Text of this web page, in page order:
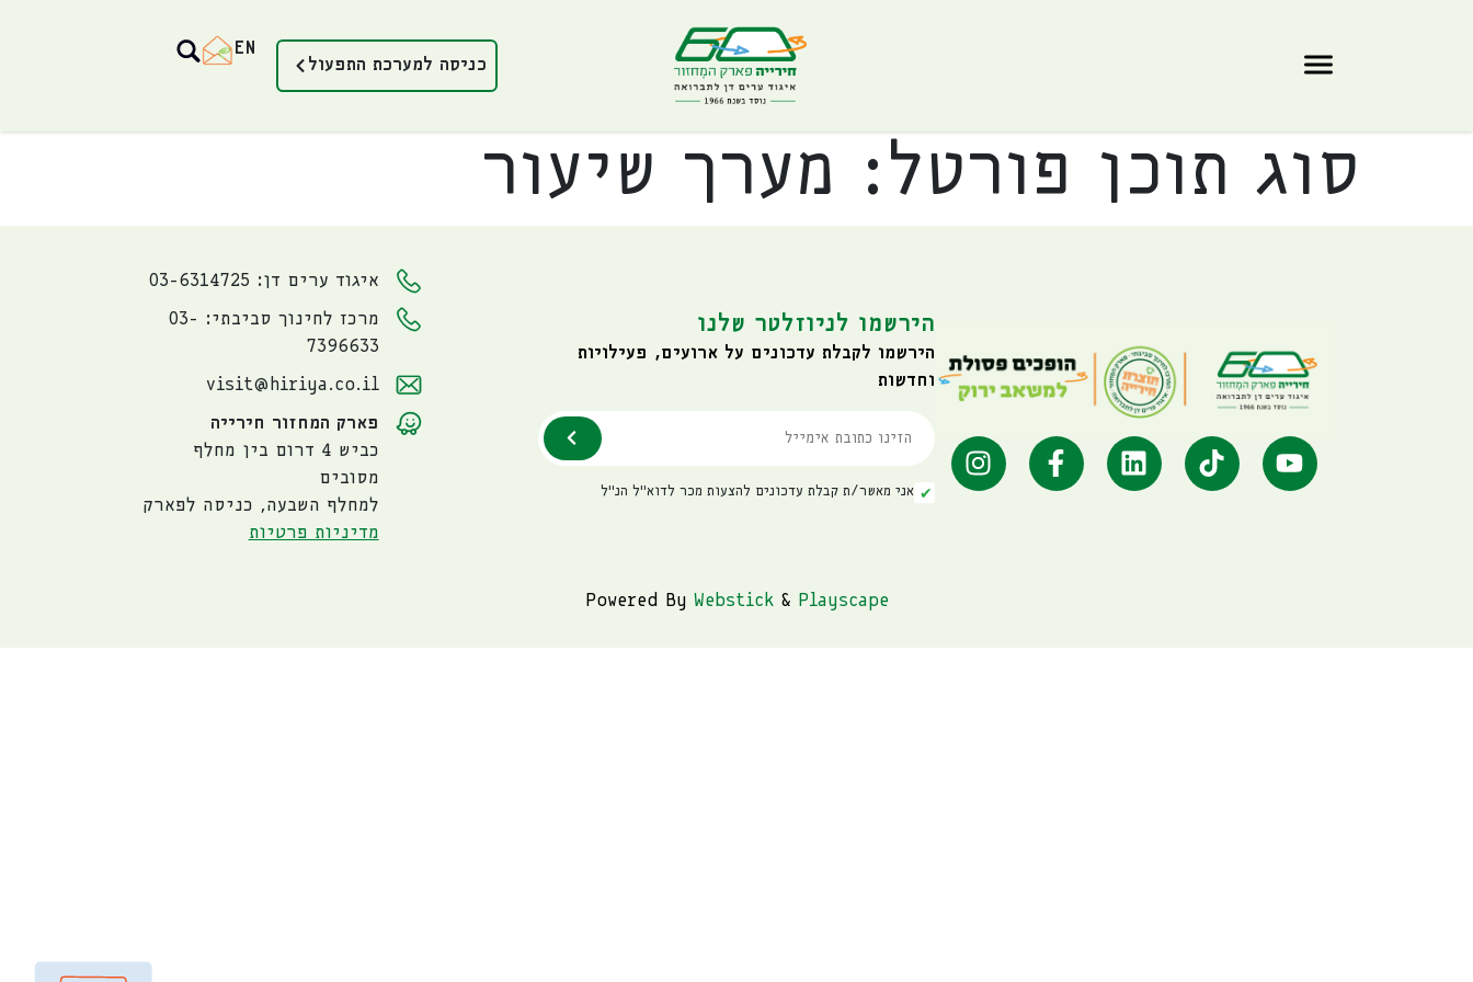
כניסה למערכת התפעול
EN
סוג תוכן פורטל: מערך שיעור
הירשמו לניוזלטר שלנו
הירשמו לקבלת עדכונים על ארועים, פעילויות
וחדשות
אני מאשר/ת קבלת עדכונים להצעות מכר לדוא"ל הנ"ל
איגוד ערים דן: 03-6314725
מרכז לחינוך סביבתי: 03-
7396633
visit@hiriya.co.il
פארק המחזור חירייה
כביש 4 דרום בין מחלף
מסובים
למחלף השבעה, כניסה לפארק
מדיניות פרטיות
Powered By Webstick& Playscape